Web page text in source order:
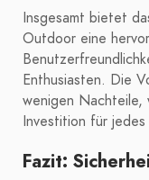
Insgesamt bietet
Outdoor eine
Enthusiasten. Die
wenigen Nachteile,
Investition für
Fazit: